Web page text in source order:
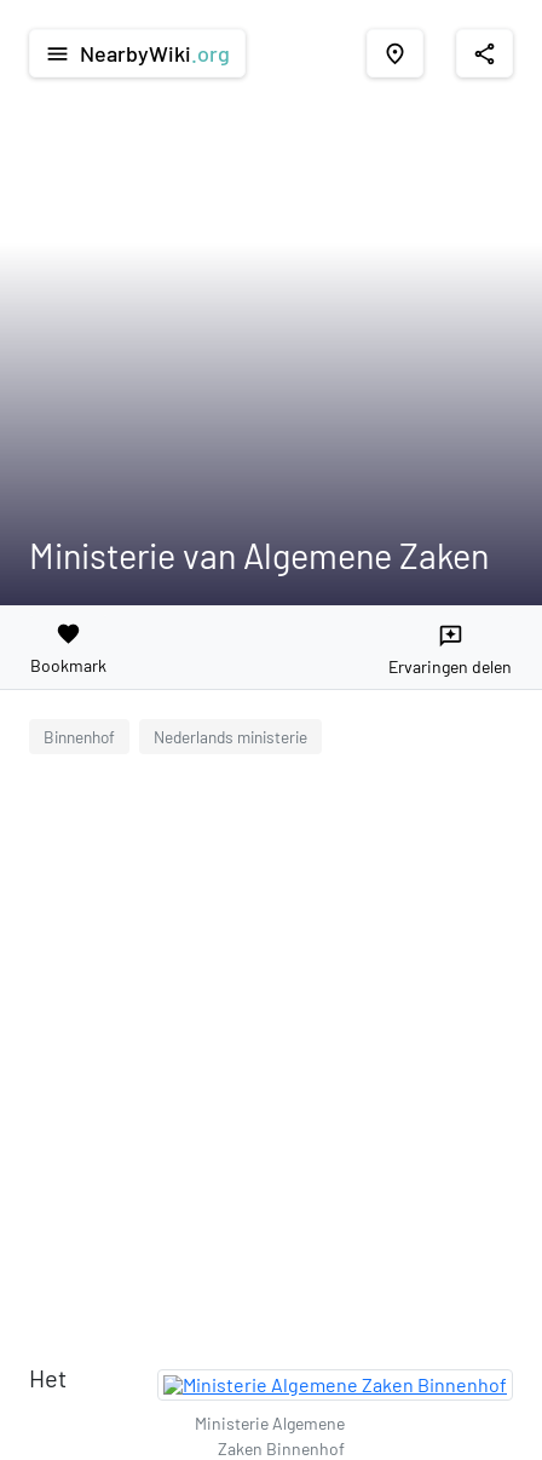
menu NearbyWiki .org place share
Ministerie van Algemene Zaken
favorite
Bookmark
reviews
Ervaringen delen
Binnenhof Nederlands ministerie
Ministerie Algemene
Zaken Binnenhof
Het